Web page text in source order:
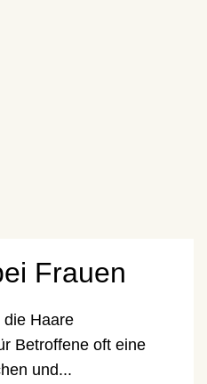
Frauen
die Haare
Betroffene oft eine
und...